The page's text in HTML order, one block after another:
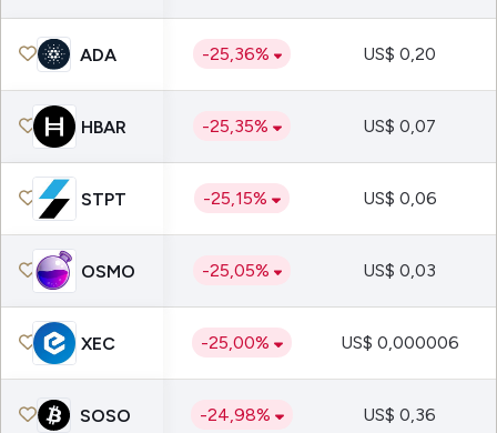
ADA -25,36% US$ 0,20
HBAR -25,35% US$ 0,07
STPT -25,15% US$ 0,06
OSMO -25,05% US$ 0,03
XEC -25,00% US$ 0,000006
SOSO -24,98% US$ 0,36